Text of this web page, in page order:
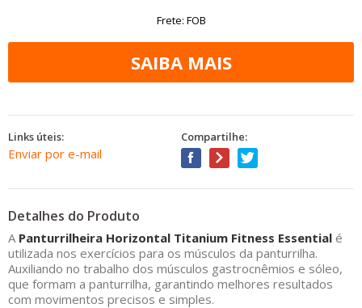
Frete: FOB
Links úteis:
Enviar por e-mail
Compartilhe:
Detalhes do Produto
APanturrilheira Horizontal Titanium Fitness Essential é
utilizada nos exercícios para os músculos da panturrilha.
Auxiliando no trabalho dos músculos gastrocnêmios e sóleo,
que formam a panturrilha, garantindo melhores resultados
com movimentos precisos e simples.